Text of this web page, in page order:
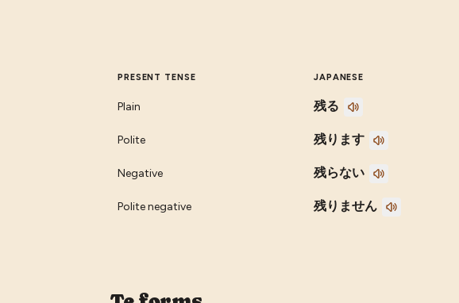
PRESENT TENSE JAPANESE
Plain 残る
Polite 残ります
Negative 残らない
Polite negative 残りません